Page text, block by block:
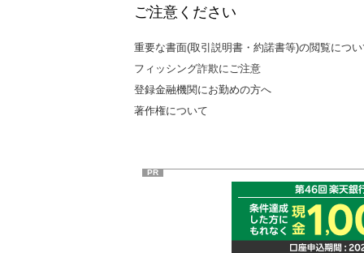
ご注意ください
重要な書面(取引説明書・約諾書等)の閲覧につ
フィッシング詐欺にご注意
登録金融機関にお勤めの方へ
著作権について
PR